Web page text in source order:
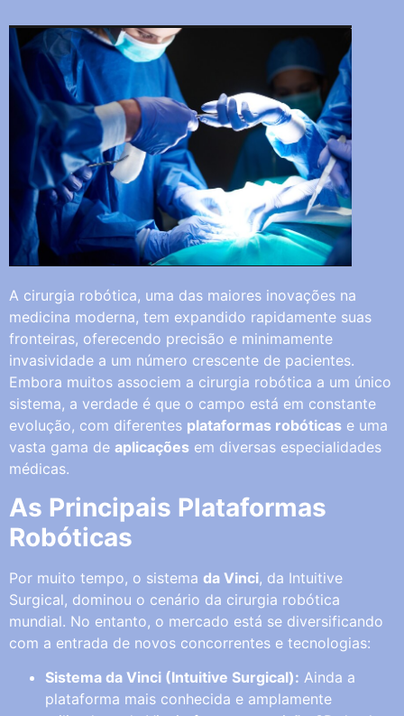
A cirurgia robótica, uma das maiores inovações na
medicina moderna, tem expandido rapidamente suas
fronteiras, oferecendo precisão e minimamente
invasividade a um número crescente de pacientes.
Embora muitos associem a cirurgia robótica a um único
sistema, a verdade é que o campo está em constante
evolução, com diferentes plataformas robóticas e uma
vasta gama de aplicações em diversas especialidades
médicas.
As Principais Plataformas
Robóticas
Por muito tempo, o sistema da Vinci, da Intuitive
Surgical, dominou o cenário da cirurgia robótica
mundial. No entanto, o mercado está se diversificando
com a entrada de novos concorrentes e tecnologias:
Sistema da Vinci (Intuitive Surgical): Ainda a
plataforma mais conhecida e amplamente